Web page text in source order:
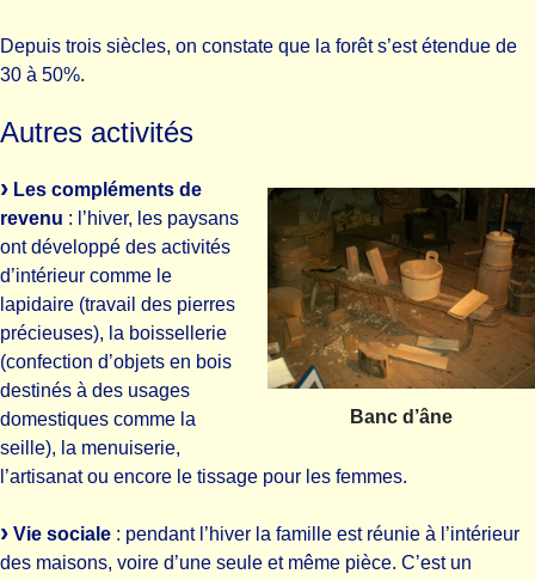
Depuis trois siècles, on constate que la forêt s’est étendue de
30 à 50%.
Autres activités
Banc d’âne
Les compléments de
revenu : l’hiver, les paysans
ont développé des activités
d’intérieur comme le
lapidaire (travail des pierres
précieuses), la boissellerie
(confection d’objets en bois
destinés à des usages
domestiques comme la
seille), la menuiserie,
l’artisanat ou encore le tissage pour les femmes.
Vie sociale : pendant l’hiver la famille est réunie à l’intérieur
des maisons, voire d’une seule et même pièce. C’est un